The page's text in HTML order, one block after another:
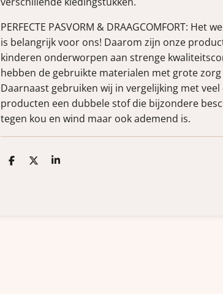
PERFECTE PASVORM & DRAAGCOMFORT: Het
is belangrijk voor ons! Daarom zijn onze
kinderen onderworpen aan strenge
hebben de gebruikte materialen met grote zorg
Daarnaast gebruiken wij in vergelijking met
producten een dubbele stof die bijzondere
tegen kou en wind maar ook ademend is.
D
D
S